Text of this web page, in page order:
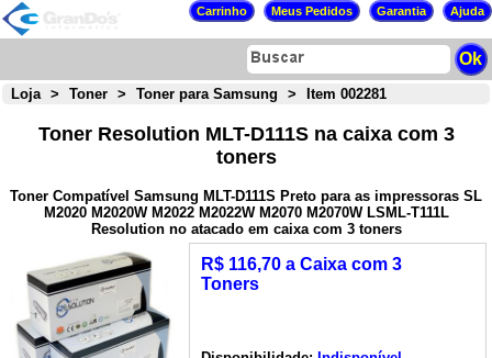
Loja > Toner > Toner para Samsung > Item 002281
Toner Resolution MLT-D111S na caixa com 3
toners
Toner Compatível Samsung MLT-D111S Preto para as impressoras SL
M2020 M2020W M2022 M2022W M2070 M2070W LSML-T111L
Resolution no atacado em caixa com 3 toners
R$ 116,70 a Caixa com 3
Toners